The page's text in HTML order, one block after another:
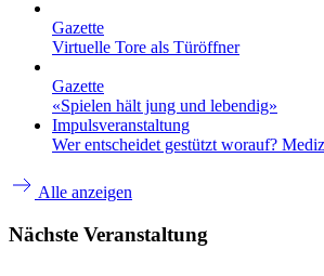
Gazette
Virtuelle Tore als Türöffner
Gazette
«Spielen hält jung und lebendig»
Impulsveranstaltung
Wer entscheidet gestützt worauf?
Alle anzeigen
Nächste Veranstaltung